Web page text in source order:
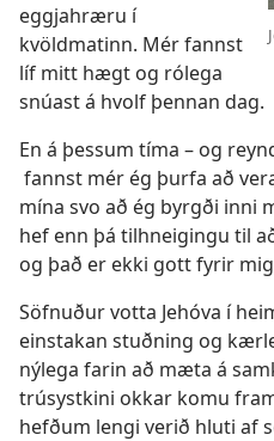
eggjahræru í
kvöldmatinn. Mér fannst
líf mitt hægt og rólega
snúast á hvolf þennan dag.
En á þessum tíma – og
fannst mér ég þurfa að
mína svo að ég byrgði inni
hef enn þá tilhneigingu til
og það er ekki gott fyrir
Söfnuður votta Jehóva í
einstakan stuðning og
nýlega farin að mæta á
trúsystkini okkar komu
hefðum lengi verið hluti af